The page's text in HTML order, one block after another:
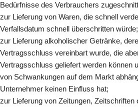
Bedürfnisse des Verbrauchers
zur Lieferung von Waren, die schnell
Verfallsdatum schnell überschritten würde;
zur Lieferung alkoholischer Getränke,
Vertragsschluss vereinbart wurde, die
Vertragsschluss geliefert werden können
von Schwankungen auf dem Markt
Unternehmer keinen Einfluss hat;
zur Lieferung von Zeitungen, Zeitschriften